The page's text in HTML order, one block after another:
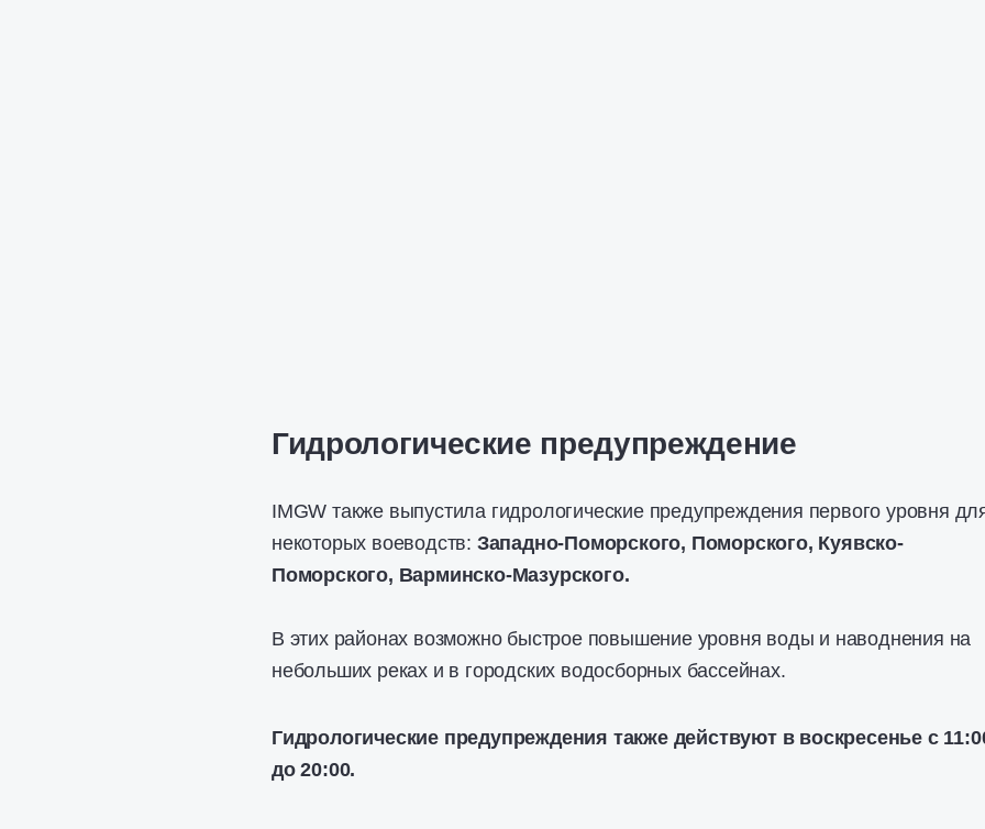
Гидрологические предупреждение
IMGW также выпустила гидрологические предупреждения первого уровня
некоторых воеводств: Западно-Поморского, Поморского, Куявско-
Поморского, Варминско-Мазурского.
В этих районах возможно быстрое повышение уровня воды и наводнения на
небольших реках и в городских водосборных бассейнах.
Гидрологические предупреждения также действуют в воскресенье с
до 20:00.